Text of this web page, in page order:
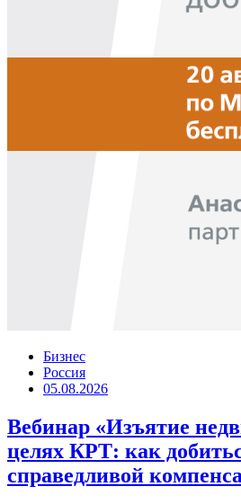
Бизнес
Россия
05.08.2026
Вебинар «Изъятие
целях КРТ: как
справедливой